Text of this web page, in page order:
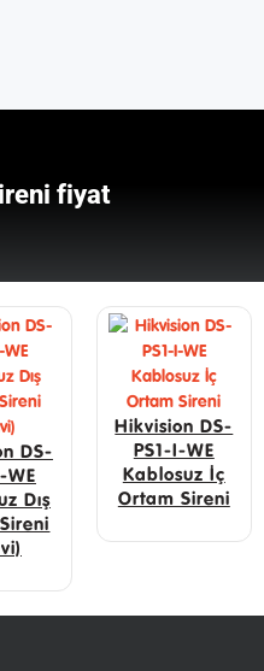
fiyat
DS-
WE
Dış
Hikvision DS-
PS1-I-WE
Kablosuz İç
Ortam Sireni